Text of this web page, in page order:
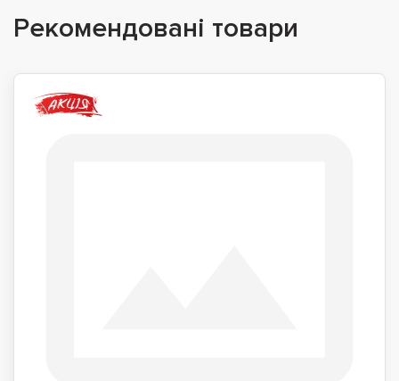
Рекомендовані товари